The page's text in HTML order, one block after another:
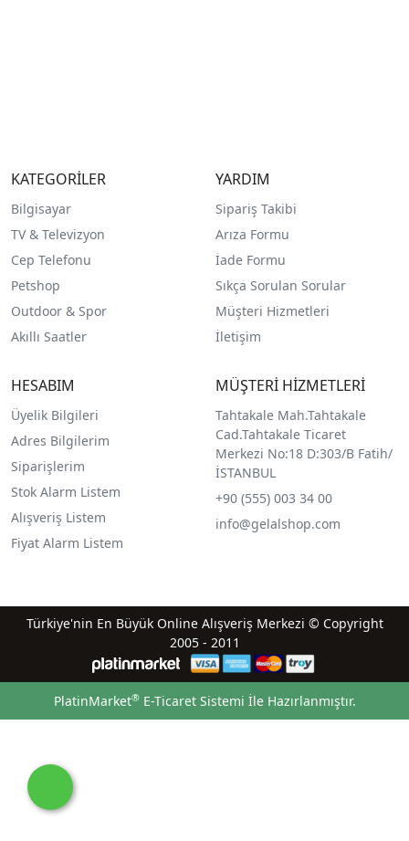
KATEGORİLER
Bilgisayar
TV & Televizyon
Cep Telefonu
Petshop
Outdoor & Spor
Akıllı Saatler
YARDIM
Sipariş Takibi
Arıza Formu
İade Formu
Sıkça Sorulan Sorular
Müşteri Hizmetleri
İletişim
HESABIM
Üyelik Bilgileri
Adres Bilgilerim
Siparişlerim
Stok Alarm Listem
Alışveriş Listem
Fiyat Alarm Listem
MÜŞTERİ HİZMETLERİ
Tahtakale Mah.Tahtakale
Cad.Tahtakale Ticaret
Merkezi No:18 D:303/B Fatih/
İSTANBUL
+90 (555) 003 34 00
info@gelalshop.com
Türkiye'nin En Büyük Online Alışveriş Merkezi © Copyright
2005 - 2011
PlatinMarket®E-Ticaret Sistemi İle Hazırlanmıştır.